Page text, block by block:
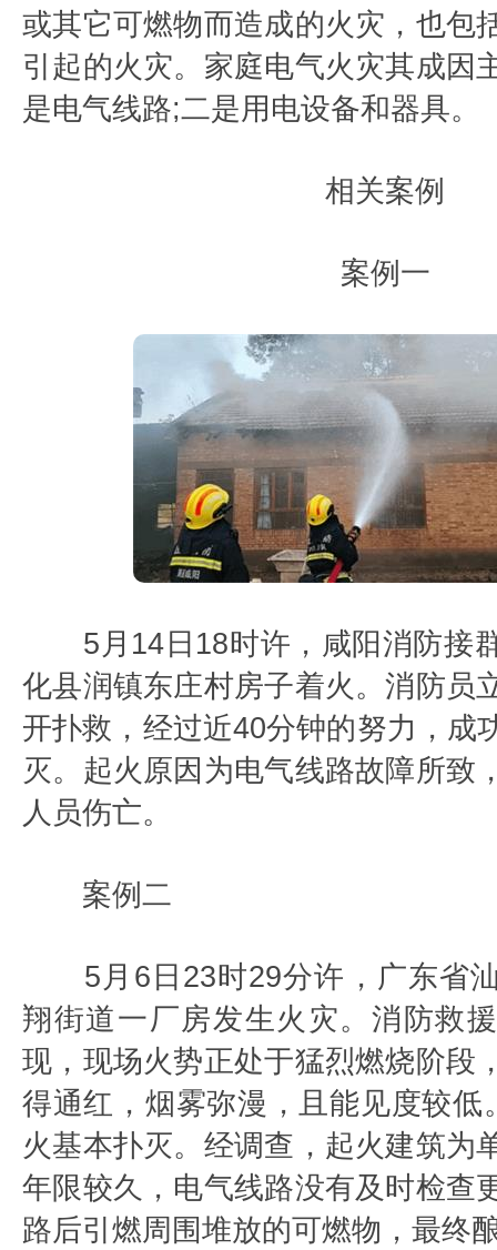
或其它可燃物而造成的火灾，也包
引起的火灾。家庭电气火灾其成因
是电气线路;二是用电设备和器具。
相关案例
案例一
5月14日18时许，咸阳消防接
化县润镇东庄村房子着火。消防员
开扑救，经过近40分钟的努力，成
灭。起火原因为电气线路故障所致
人员伤亡。
案例二
5月6日23时29分许，广东省
翔街道一厂房发生火灾。消防救
现，现场火势正处于猛烈燃烧阶段
得通红，烟雾弥漫，且能见度较低
火基本扑灭。经调查，起火建筑为
年限较久，电气线路没有及时检查
路后引燃周围堆放的可燃物，最终